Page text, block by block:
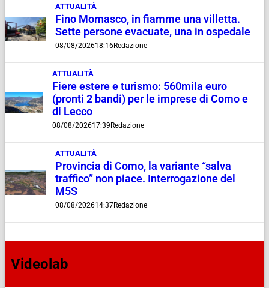
ATTUALITÀ
Fino Mornasco, in fiamme una villetta.
Sette persone evacuate, una in ospedale
08/08/202618:16Redazione
ATTUALITÀ
Fiere estere e turismo: 560mila euro
(pronti 2 bandi) per le imprese di Como e
di Lecco
08/08/202617:39 Redazione
ATTUALITÀ
Provincia di Como, la variante “salva
traffico” non piace. Interrogazione del
M5S
08/08/202614:37Redazione
Videolab